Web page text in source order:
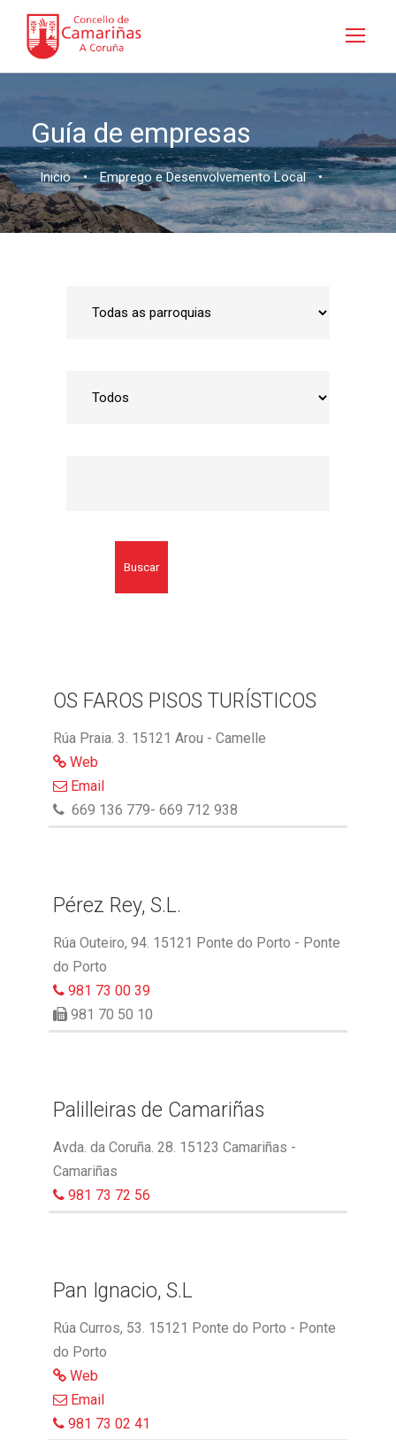
Guía de empresas
Inicio • Emprego e Desenvolvemento Local •
Buscar
OS FAROS PISOS TURÍSTICOS
Rúa Praia. 3. 15121 Arou - Camelle
Web
Email
669 136 779- 669 712 938
Pérez Rey, S.L.
Rúa Outeiro, 94. 15121 Ponte do Porto - Ponte
do Porto
981 73 00 39
981 70 50 10
Palilleiras de Camariñas
Avda. da Coruña. 28. 15123 Camariñas -
Camariñas
981 73 72 56
Pan Ignacio, S.L
Rúa Curros, 53. 15121 Ponte do Porto - Ponte
do Porto
Web
Email
981 73 02 41